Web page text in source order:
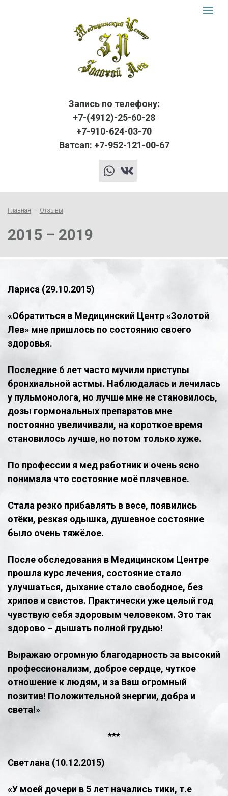
Лев
logo
Запись по телефону:
+7-(4912)-25-60-28
+7-910-624-03-70
Ватсап: +7-952-121-00-67
whatsapp
vk
Toggle
Главная Отзывы
2015 – 2019
Лариса (29.10.2015)
«Обратиться в Медицинский Центр «Золотой
Лев» мне пришлось по состоянию своего
здоровья.
Последние 6 лет часто мучили приступы
бронхиальной астмы. Наблюдалась и лечилась
у пульмонолога, но лучше мне не становилось,
дозы гормональных препаратов мне
постоянно увеличивали, на короткое время
становилось лучше, но потом только хуже.
По профессии я мед работник и очень ясно
понимала что состояние моё плачевное.
Стала резко прибавлять в весе, появились
отёки, резкая одышка, душевное состояние
было очень тяжёлое.
После обследования в Медицинском Центре
прошла курс лечения, состояние стало
улучшаться, дыхание стало свободное, без
хрипов и свистов. Практически уже целый год
чувствую себя здоровым человеком. Это так
здорово – дышать полной грудью!
Выражаю огромную благодарность за высокий
профессионализм, доброе сердце, чуткое
отношение к людям, и за Ваш огромный
позитив! Положительной энергии, добра и
света!»
​***
Светлана (10.12.2015)
«У моей дочери в 5 лет начались тики, т.е